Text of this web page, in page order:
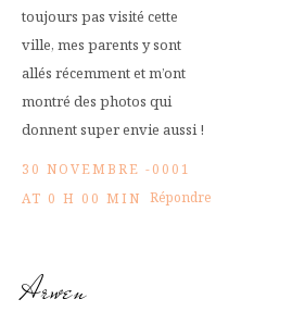
toujours pas visité cette
ville, mes parents y sont
allés récemment et m’ont
montré des photos qui
donnent super envie aussi !
30 NOVEMBRE -0001
AT 0 H 00 MIN Répondre
Arwen